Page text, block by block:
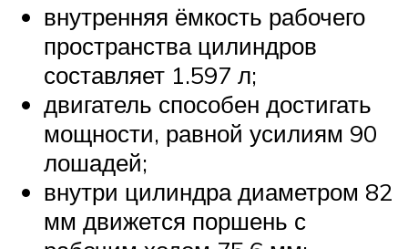
внутренняя ёмкость рабочего
пространства цилиндров
составляет 1.597 л;
двигатель способен достигать
мощности, равной усилиям 90
лошадей;
внутри цилиндра диаметром 82
мм движется поршень с